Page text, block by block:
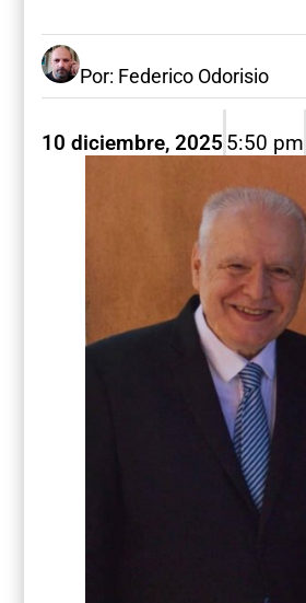
Por: Federico Odorisio
10 diciembre, 2025 5:50 pm